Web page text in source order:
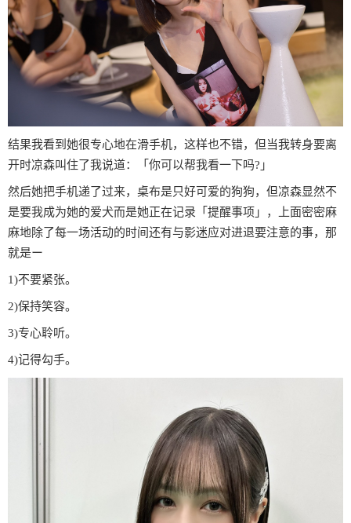
结果我看到她很专心地在滑手机，这样也不错，但当我转身要离
开时凉森叫住了我说道：「你可以帮我看一下吗?」
然后她把手机递了过来，桌布是只好可爱的狗狗，但凉森显然不
是要我成为她的爱犬而是她正在记录「提醒事项」，上面密密麻
麻地除了每一场活动的时间还有与影迷应对进退要注意的事，那
就是ー
1)不要紧张。
2)保持笑容。
3)专心聆听。
4)记得勾手。